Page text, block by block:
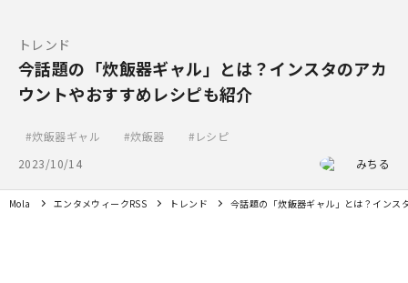
トレンド
今話題の「炊飯器ギャル」とは？インスタのアカ
ウントやおすすめレシピも紹介
炊飯器ギャル 炊飯器
レシピ
2023/10/14
みちる
Mola エンタメウィークRSS トレンド 今話題の「炊飯器ギャル」とは？インス